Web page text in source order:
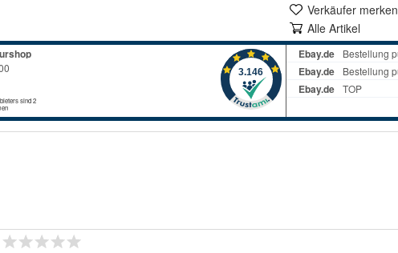
Verkäufer merken
Alle Artikel